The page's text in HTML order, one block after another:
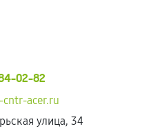
02-82
cntr-acer.ru
улица, 34